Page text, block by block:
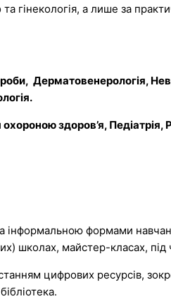
гінекологія, а лише за
Дерматовенерологія,
здоров’я, Педіатрія,
інформальною формами
школах, майстер-класах,
цифрових ресурсів,